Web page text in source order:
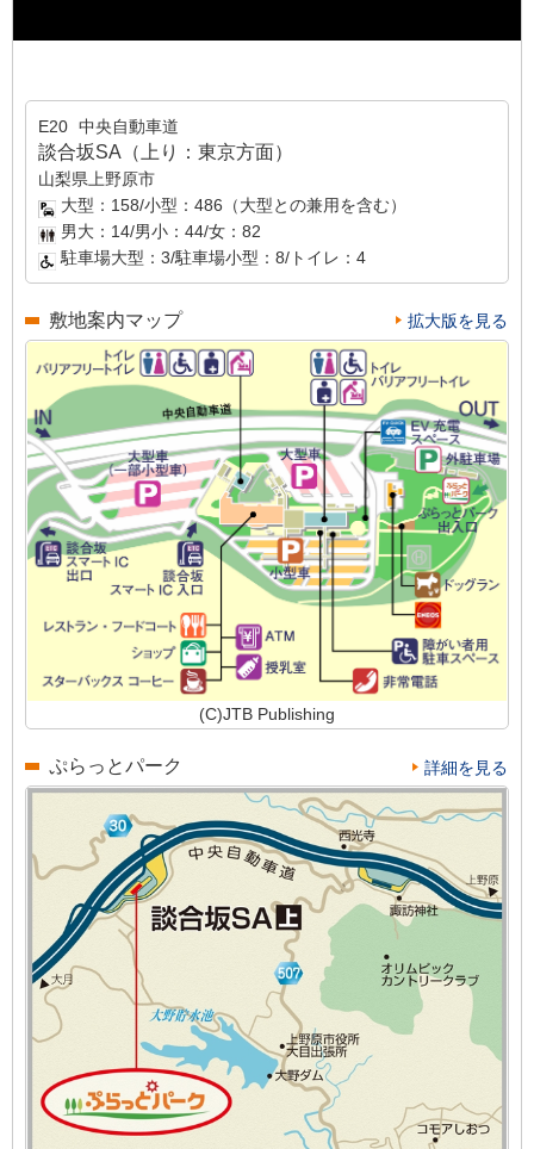
E20 中央自動車道
談合坂SA（上り：東京方面）
山梨県上野原市
大型：158/小型：486（大型との兼用を含む）
男大：14/男小：44/女：82
駐車場大型：3/駐車場小型：8/トイレ：4
敷地案内マップ 拡大版を見る
(C)JTB Publishing
ぷらっとパーク 詳細を見る